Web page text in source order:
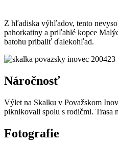
Z hľadiska výhľadov, tento
pahorkatiny a priľahlé kopce
batohu pribaliť ďalekohľad.
Náročnosť
Výlet na Skalku v Považskom
piknikovali spolu s rodičmi. Trasa
Fotografie